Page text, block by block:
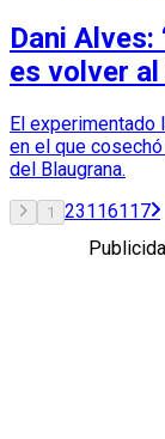
Dani Alves:
es volver al
El experimentado
en el que
del Blaugrana.
1 23116117